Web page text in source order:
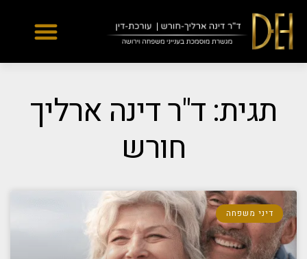
Yes
...
תגית: ד"ר דינה ארליך
חורש
דיני משפחה